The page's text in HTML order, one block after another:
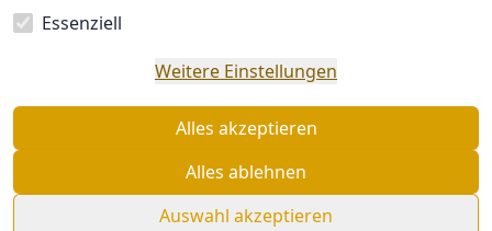
Essenziell
Weitere Einstellungen
Alles akzeptieren
Alles ablehnen
Auswahl akzeptieren
widerrufen
© chi-enterprise 2026